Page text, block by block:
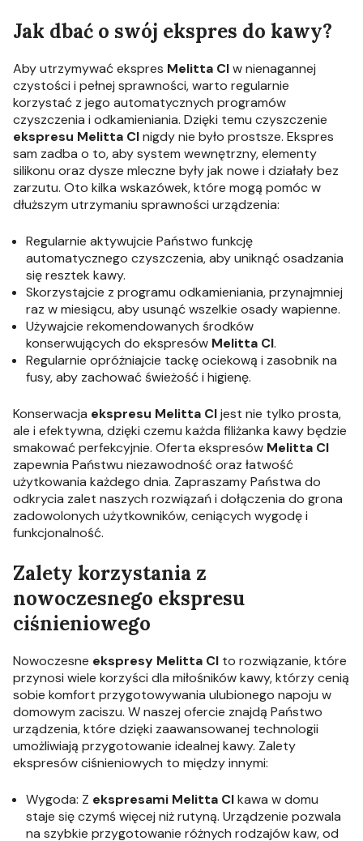
Jak dbać o swój ekspres do kawy?
Aby utrzymywać ekspres Melitta CIw nienagannej
czystości i pełnej sprawności, warto regularnie
korzystać z jego automatycznych programów
czyszczenia i odkamieniania. Dzięki temu czyszczenie
ekspresu Melitta CInigdy nie było prostsze. Ekspres
sam zadba o to, aby system wewnętrzny, elementy
silikonu oraz dysze mleczne były jak nowe i działały bez
zarzutu. Oto kilka wskazówek, które mogą pomóc w
dłuższym utrzymaniu sprawności urządzenia:
Regularnie aktywujcie Państwo funkcję
automatycznego czyszczenia, aby uniknąć osadzania
się resztek kawy.
Skorzystajcie z programu odkamieniania, przynajmniej
raz w miesiącu, aby usunąć wszelkie osady wapienne.
Używajcie rekomendowanych środków
konserwujących do ekspresów Melitta CI.
Regularnie opróżniajcie tackę ociekową i zasobnik na
fusy, aby zachować świeżość i higienę.
Konserwacja ekspresu Melitta CIjest nie tylko prosta,
ale i efektywna, dzięki czemu każda filiżanka kawy będzie
smakować perfekcyjnie. Oferta ekspresów Melitta CI
zapewnia Państwu niezawodność oraz łatwość
użytkowania każdego dnia. Zapraszamy Państwa do
odkrycia zalet naszych rozwiązań i dołączenia do grona
zadowolonych użytkowników, ceniących wygodę i
funkcjonalność.
Zalety korzystania z
nowoczesnego ekspresu
ciśnieniowego
Nowoczesne ekspresy Melitta CI to rozwiązanie, które
przynosi wiele korzyści dla miłośników kawy, którzy cenią
sobie komfort przygotowywania ulubionego napoju w
domowym zaciszu. W naszej ofercie znajdą Państwo
urządzenia, które dzięki zaawansowanej technologii
umożliwiają przygotowanie idealnej kawy. Zalety
ekspresów ciśnieniowych to między innymi:
Wygoda: Z ekspresami Melitta CIkawa w domu
staje się czymś więcej niż rutyną. Urządzenie pozwala
na szybkie przygotowanie różnych rodzajów kaw, od